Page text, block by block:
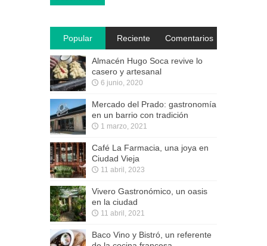
Popular Reciente Comentarios
Almacén Hugo Soca revive lo
casero y artesanal
6 junio, 2020
Mercado del Prado: gastronomía
en un barrio con tradición
1 marzo, 2021
Café La Farmacia, una joya en
Ciudad Vieja
11 abril, 2023
Vivero Gastronómico, un oasis
en la ciudad
11 abril, 2021
Baco Vino y Bistró, un referente